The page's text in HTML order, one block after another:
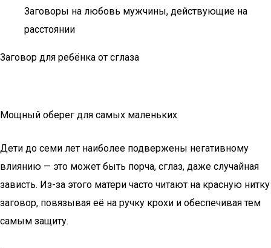
Заговоры на любовь мужчины, действующие на
расстоянии
Заговор для ребёнка от сглаза
Мощный оберег для самых маленьких
Дети до семи лет наиболее подвержены негативному
влиянию — это может быть порча, сглаз, даже случайная
зависть. Из-за этого матери часто читают на красную нитку
заговор, повязывая её на ручку крохи и обеспечивая тем
самым защиту.